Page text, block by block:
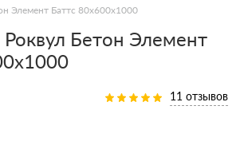
Элемент Баттс 80х600х1000
Бетон Элемент
11 отзывов